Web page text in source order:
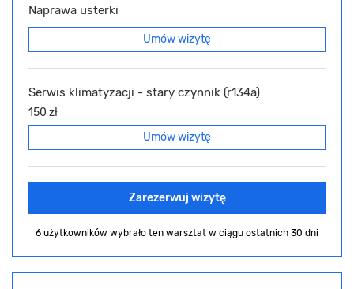
Naprawa usterki
Umów wizytę
Serwis klimatyzacji - stary czynnik (r134a)
150 zł
Umów wizytę
Zarezerwuj wizytę
6 użytkowników wybrało ten warsztat w ciągu ostatnich 30 dni